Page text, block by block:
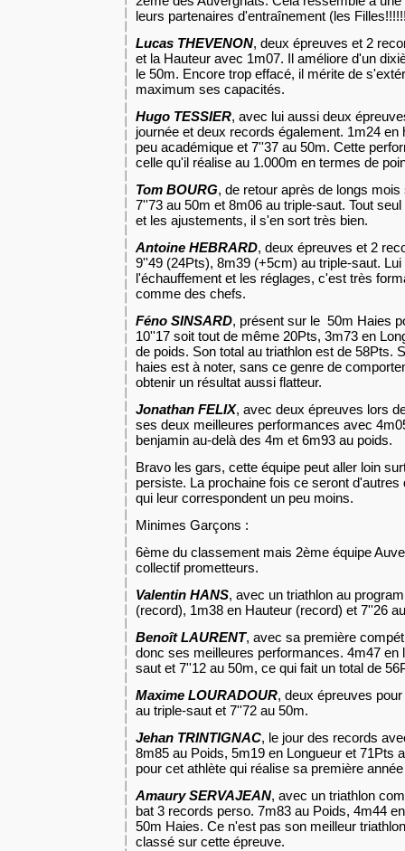
leurs partenaires d'entraînement (les
Lucas THEVENON, deux épreuves et 2
et la Hauteur avec 1m07. Il améliore d'un
le 50m. Encore trop effacé, il mérite de
maximum ses capacités.
Hugo TESSIER, avec lui aussi deux
journée et deux records également. 1m24 en
peu académique et 7''37 au 50m. Cette
celle qu'il réalise au 1.000m en termes de
Tom BOURG, de retour après de longs
7''73 au 50m et 8m06 au triple-saut. Tout
et les ajustements, il s'en sort très bien.
Antoine HEBRARD, deux épreuves et 2
9''49 (24Pts), 8m39 (+5cm) au triple-saut.
l'échauffement et les réglages, c'est très
comme des chefs.
Féno SINSARD, présent sur le 50m Haies
10''17 soit tout de même 20Pts, 3m73 en
de poids. Son total au triathlon est de 58Pts.
haies est à noter, sans ce genre de
obtenir un résultat aussi flatteur.
Jonathan FELIX, avec deux épreuves lors
ses deux meilleures performances avec
benjamin au-delà des 4m et 6m93 au poids.
Bravo les gars, cette équipe peut aller loin
persiste. La prochaine fois ce seront
qui leur correspondent un peu moins.
Minimes Garçons :
6ème du classement mais 2ème équipe
collectif prometteurs.
Valentin HANS, avec un triathlon au
(record), 1m38 en Hauteur (record) et 7''26
Benoît LAURENT, avec sa première
donc ses meilleures performances. 4m47 en
saut et 7''12 au 50m, ce qui fait un total de
Maxime LOURADOUR, deux épreuves
au triple-saut et 7''72 au 50m.
Jehan TRINTIGNAC, le jour des records
8m85 au Poids, 5m19 en Longueur et 71Pts
pour cet athlète qui réalise sa première
Amaury SERVAJEAN, avec un triathlon
bat 3 records perso. 7m83 au Poids, 4m44
50m Haies. Ce n'est pas son meilleur
classé sur cette épreuve.